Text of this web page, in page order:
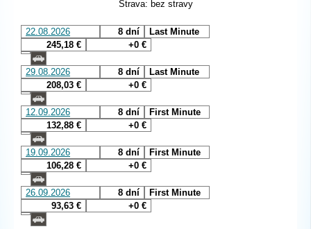
Strava: bez stravy
22.08.2026 8 dní
Last Minute
245,18 €
+0 €
29.08.2026 8 dní
Last Minute
208,03 €
+0 €
12.09.2026 8 dní
First Minute
132,88 €
+0 €
19.09.2026 8 dní
First Minute
106,28 €
+0 €
26.09.2026 8 dní
First Minute
93,63 €
+0 €